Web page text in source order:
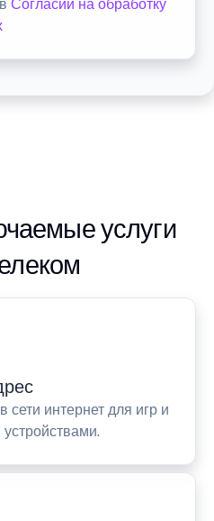
Согласии на обработку
услуги
интернет для игр и